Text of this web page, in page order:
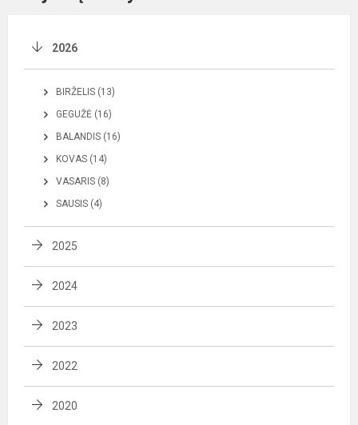
2026
BIRŽELIS (13)
GEGUŽĖ (16)
BALANDIS (16)
KOVAS (14)
VASARIS (8)
SAUSIS (4)
2025
2024
2023
2022
2020